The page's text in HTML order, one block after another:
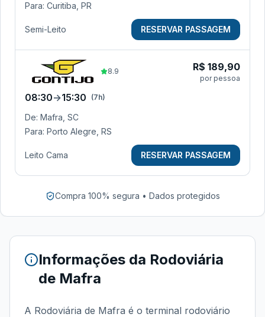
Para: Curitiba, PR
Semi-Leito RESERVAR PASSAGEM
8.9 R$ 189,90
por pessoa
08:30→15:30 (7h)
De: Mafra, SC
Para: Porto Alegre, RS
Leito Cama RESERVAR PASSAGEM
Compra 100% segura • Dados protegidos
Informações da Rodoviária
de Mafra
A Rodoviária de Mafra é o terminal rodoviário